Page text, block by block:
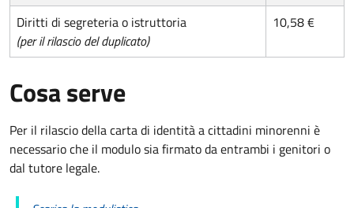
Diritti di segreteria o istruttoria
(per il rilascio del duplicato)
10,58 €
Cosa serve
Per il rilascio della carta di identità a cittadini minorenni è
necessario che il modulo sia firmato da entrambi i genitori o
dal tutore legale.